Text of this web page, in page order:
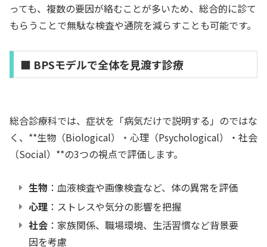
っても、複数の要因が絡むことが多いため、総合的に診て
もらうことで無駄な検査や通院を減らすことも可能です。
■ BPSモデルで全体を見渡す診療
総合診療科では、症状を「病気だけで説明する」のではな
く、**生物（Biological）・心理（Psychological）・社会
（Social）**の3つの視点で評価します。
生物 ：血液検査や画像検査など、体の異常を評価
心理：ストレスや気分の影響を把握
社会：家族関係、職場環境、生活習慣など背景要
因を考慮